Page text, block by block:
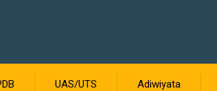
UAS/UTS Adiwiyata